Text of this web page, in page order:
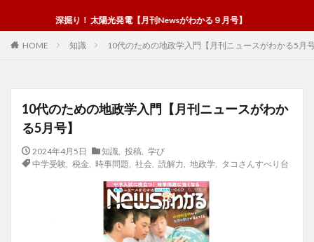
深掘り！ 太陽光発電【月刊Newsがわかる９月号】
HOME 知識 10代のための地政学入門【月刊ニュースがわかる5月
10代のための地政学入門【月刊ニュースがわか
る5月号】
2024年4月5日 知識 投稿
学び
中学受験, 税金 時事問題 社会, 読解力 地政学, タコさんすべり台